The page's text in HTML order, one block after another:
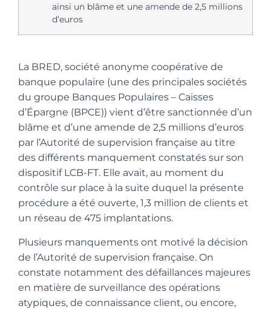
ainsi un blâme et une amende de 2,5 millions
d’euros
La BRED, société anonyme coopérative de
banque populaire (une des principales sociétés
du groupe Banques Populaires – Caisses
d’Épargne (BPCE)) vient d’être sanctionnée d’un
blâme et d’une amende de 2,5 millions d’euros
par l’Autorité de supervision française au titre
des différents manquement constatés sur son
dispositif LCB-FT. Elle avait, au moment du
contrôle sur place à la suite duquel la présente
procédure a été ouverte, 1,3 million de clients et
un réseau de 475 implantations.
Plusieurs manquements ont motivé la décision
de l’Autorité de supervision française. On
constate notamment des défaillances majeures
en matière de surveillance des opérations
atypiques, de connaissance client, ou encore,